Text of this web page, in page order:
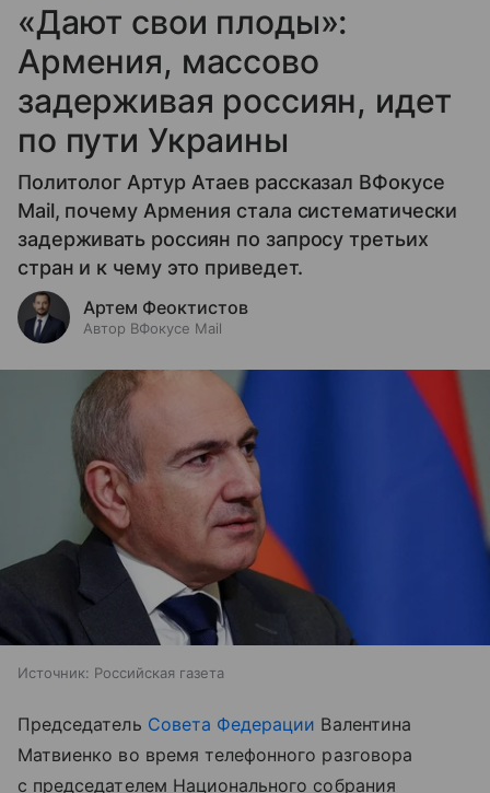
«Дают свои плоды»:
Армения, массово
задерживая россиян, идет
по пути Украины
Политолог Артур Атаев рассказал ВФокусе
Mail, почему Армения стала систематически
задерживать россиян по запросу третьих
стран и к чему это приведет.
Артем Феоктистов
Автор ВФокусе Mail
Источник: Российская газета
Председатель Совета Федерации Валентина
Матвиенко во время телефонного разговора
с председателем Национального собрания